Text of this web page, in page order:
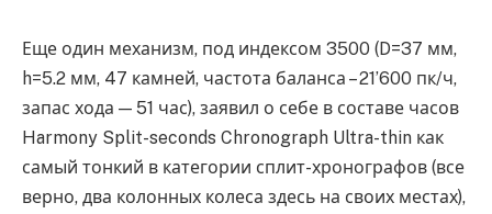
Еще один механизм, под индексом 3500 (D=37 мм,
h=5.2 мм, 47 камней, частота баланса – 21’600 пк/ч,
запас хода — 51 час), заявил о себе в составе часов
Harmony Split-seconds Chronograph Ultra-thin как
самый тонкий в категории сплит-хронографов (все
верно, два колонных колеса здесь на своих местах),